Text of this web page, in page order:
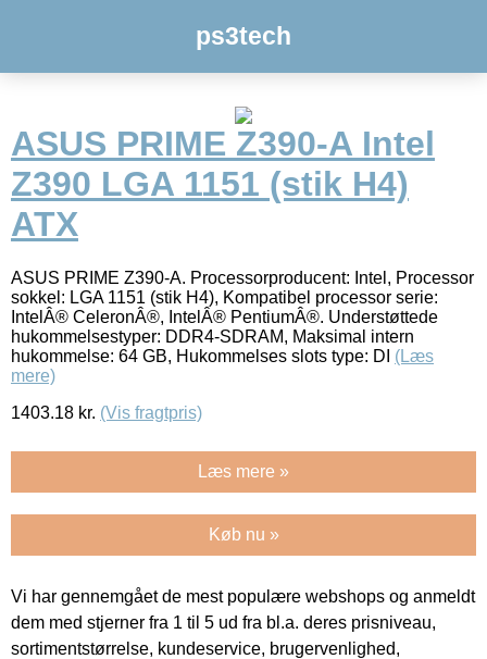
ps3tech
ASUS PRIME Z390-A Intel
Z390 LGA 1151 (stik H4)
ATX
ASUS PRIME Z390-A. Processorproducent: Intel, Processor
sokkel: LGA 1151 (stik H4), Kompatibel processor serie:
IntelÂ® CeleronÂ®, IntelÂ® PentiumÂ®. Understøttede
hukommelsestyper: DDR4-SDRAM, Maksimal intern
hukommelse: 64 GB, Hukommelses slots type: DI (Læs
mere)
1403.18 kr. (Vis fragtpris)
Læs mere »
Køb nu »
Vi har gennemgået de mest populære webshops og anmeldt
dem med stjerner fra 1 til 5 ud fra bl.a. deres prisniveau,
sortimentstørrelse, kundeservice, brugervenlighed,